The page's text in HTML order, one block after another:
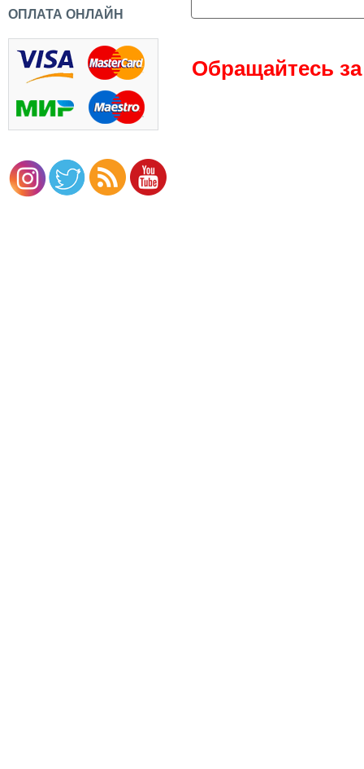
ОПЛАТА ОНЛАЙН
Обращайтесь